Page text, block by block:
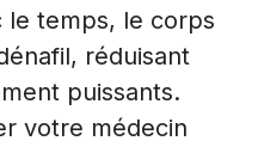
le temps, le corps
réduisant
puissants.
votre médecin